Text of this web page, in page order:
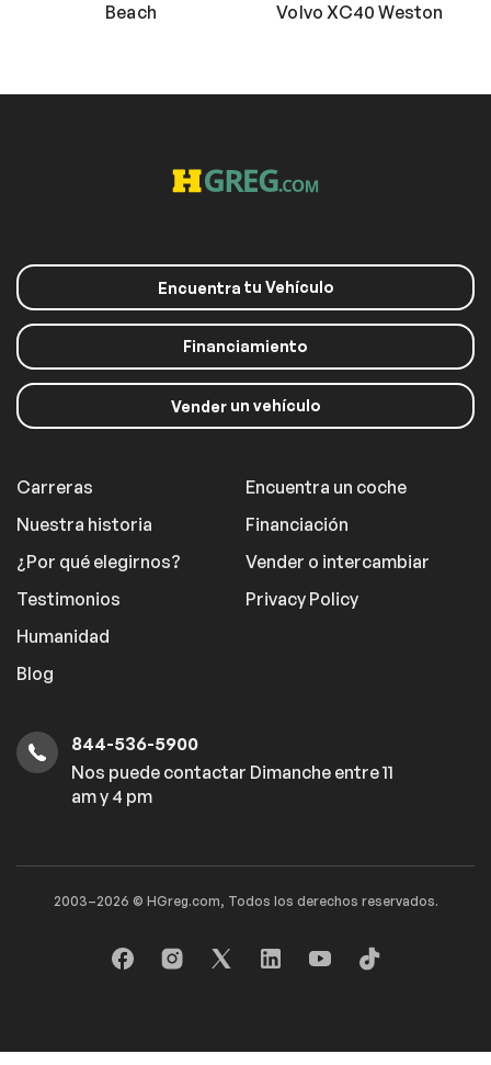
Beach
Volvo XC40 Weston
Encuentra tu Vehículo
Financiamiento
Venderun vehículo
Carreras
Nuestra historia
¿Por qué elegirnos?
Testimonios
Humanidad
Blog
Encuentra un coche
Financiación
Vender o intercambiar
Privacy Policy
844-536-5900
Nos puede contactar Dimanche entre 11
am y 4 pm
2003–2026 © HGreg.com, Todos los derechos reservados.